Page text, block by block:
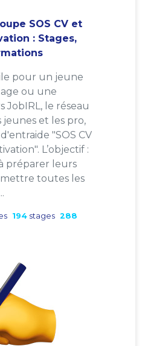
SOS CV et
: Stages,
pour un jeune
ou une
JobIRL, le réseau
et les pro,
"SOS CV
L’objectif :
préparer leurs
toutes les
194 stages 288